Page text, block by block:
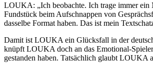
LOUKA: „Ich beobachte. Ich trage immer ein
Fundstück beim Aufschnappen von
dasselbe Format haben. Das ist mein
Damit ist LOUKA ein Glücksfall in der
knüpft LOUKA doch an das Emotional-
gestanden haben. Tatsächlich glaubt LOUKA